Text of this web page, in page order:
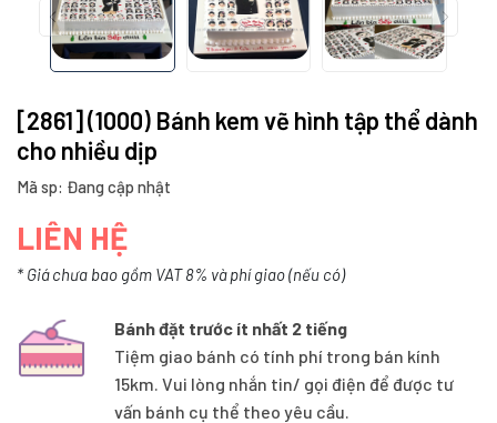
[2861] (1000) Bánh kem vẽ hình tập thể dành
cho nhiều dịp
Mã sp: Đang cập nhật
LIÊN HỆ
* Giá chưa bao gồm VAT 8% và phí giao (nếu có)
Bánh đặt trước ít nhất 2 tiếng
Tiệm giao bánh có tính phí trong bán kính
15km. Vui lòng nhắn tin/ gọi điện để được tư
vấn bánh cụ thể theo yêu cầu.